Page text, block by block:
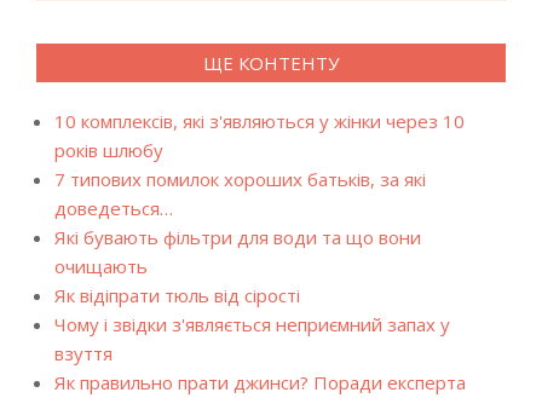
ЩЕ КОНТЕНТУ
10 комплексів, які з'являються у жінки через 10
років шлюбу
7 типових помилок хороших батьків, за які
доведеться…
Які бувають фільтри для води та що вони
очищають
Як відіпрати тюль від сірості
Чому і звідки з'являється неприємний запах у
взуття
Як правильно прати джинси? Поради експерта